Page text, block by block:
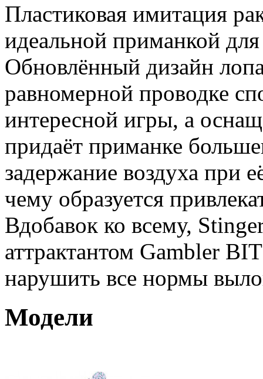
Пластиковая имитация
идеальной приманкой
Обновлённый дизайн
равномерной проводке
интересной игры, а
придаёт приманке
задержание воздуха при
чему образуется
Вдобавок ко всему,
аттрактантом Gambler
нарушить все нормы
Модели